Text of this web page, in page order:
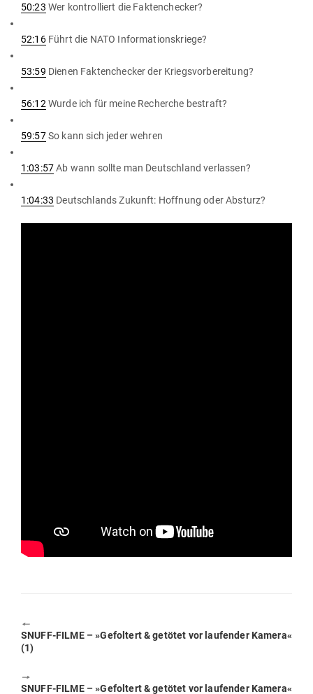
50:23 Wer kon­trol­liert die Faktenchecker?
52:16Führt die NATO Informationskriege?
53:59 Dienen Fak­ten­checker der Kriegsvorbereitung?
56:12 Wurde ich für meine Recherche bestraft?
59:57So kann sich jeder wehren
1:03:57Ab wann sollte man Deutschland verlassen?
1:04:33 Deutsch­lands Zukunft: Hoffnung oder Absturz?
🠔
Previous
post:
SNUFF-FILME – »Gefoltert & getötet vor lau­fender Kamera«
(1)
🠖
Next
SNUFF-FILME – »Gefoltert & getötet vor lau­fender Kamera«